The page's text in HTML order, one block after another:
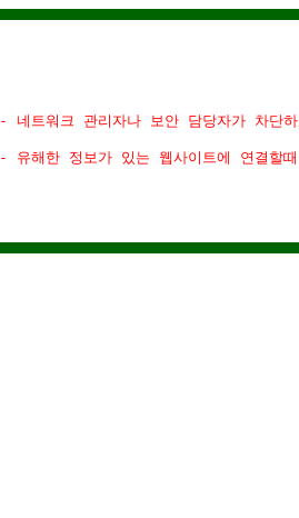
- 네트워크 관리자나 보안 담당자가 차단
- 유해한 정보가 있는 웹사이트에 연결할때